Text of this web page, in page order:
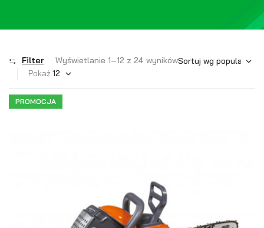
Filter
Wyświetlanie 1–12 z 24 wyników
Pokaż
PROMOCJA